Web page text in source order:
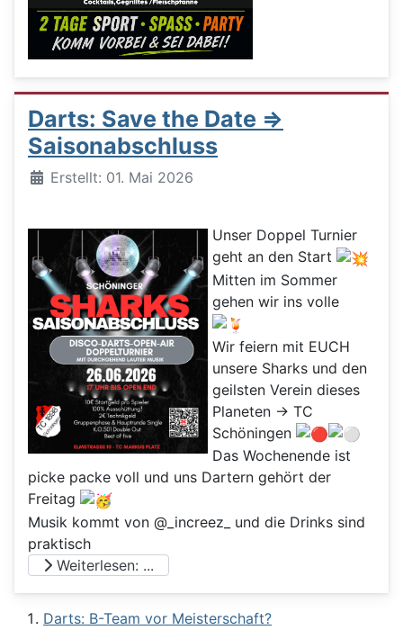
Darts: Save the Date =>
Saisonabschluss
DetailsErstellt: 01. Mai 2026
Unser Doppel Turnier
geht an den Start
Mitten im Sommer
gehen wir ins volle
Wir feiern mit EUCH
unsere Sharks und den
geilsten Verein dieses
Planeten -> TC
Schöningen
Das Wochenende ist
picke packe voll und uns Dartern gehört der
Freitag
Musik kommt von @_increez_ und die Drinks sind
praktisch
Weiterlesen: ...
Darts: B-Team vor Meisterschaft?